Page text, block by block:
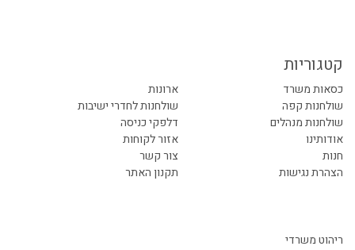
קטגוריות
כסאות משרד
ארונות
שולחנות קפה
שולחנות לחדרי ישיבות
שולחנות מנהלים
דלפקי כניסה
אודותינו
אזור לקוחות
חנות
צור קשר
הצהרת נגישות
תקנון האתר
ריהוט משרדי